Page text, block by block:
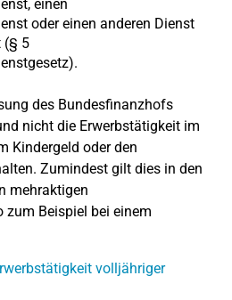
einen
oder einen anderen Dienst
(§ 5
des Bundesfinanzhofs
nicht die Erwerbstätigkeit im
Kindergeld oder den
Zumindest gilt dies in den
mehraktigen
zum Beispiel bei einem
volljähriger